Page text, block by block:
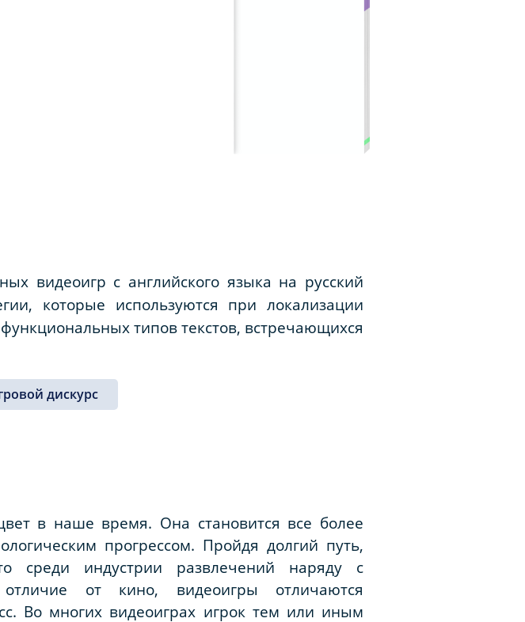
видеоигр с английского языка на русский
которые используются при локализации
типов текстов, встречающихся
дискурс
в наше время. Она становится все более
прогрессом. Пройдя долгий путь,
среди индустрии развлечений наряду с
от кино, видеоигры отличаются
Во многих видеоиграх игрок тем или иным